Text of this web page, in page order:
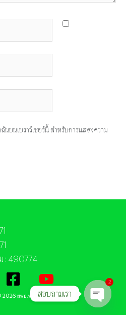
บนเบราว์เซอร์นี้ สำหรับการแสดงความ
: 490774
2026 สพป.พัทลุง เขต 1สอบถามเรา
2